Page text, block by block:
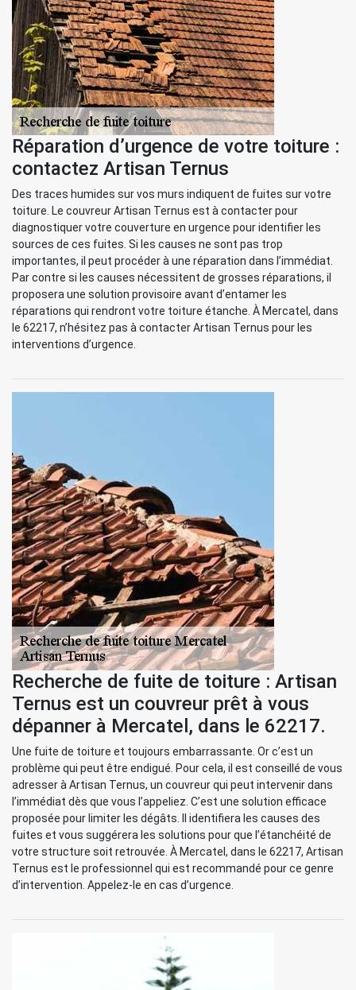
Réparation d’urgence de votre toiture :
contactez Artisan Ternus
Des traces humides sur vos murs indiquent de fuites sur votre
toiture. Le couvreur Artisan Ternus est à contacter pour
diagnostiquer votre couverture en urgence pour identifier les
sources de ces fuites. Si les causes ne sont pas trop
importantes, il peut procéder à une réparation dans l’immédiat.
Par contre si les causes nécessitent de grosses réparations, il
proposera une solution provisoire avant d’entamer les
réparations qui rendront votre toiture étanche. À Mercatel, dans
le 62217, n’hésitez pas à contacter Artisan Ternus pour les
interventions d’urgence.
Recherche de fuite de toiture : Artisan
Ternus est un couvreur prêt à vous
dépanner à Mercatel, dans le 62217.
Une fuite de toiture et toujours embarrassante. Or c’est un
problème qui peut être endigué. Pour cela, il est conseillé de vous
adresser à Artisan Ternus, un couvreur qui peut intervenir dans
l’immédiat dès que vous l’appeliez. C’est une solution efficace
proposée pour limiter les dégâts. Il identifiera les causes des
fuites et vous suggérera les solutions pour que l’étanchéité de
votre structure soit retrouvée. À Mercatel, dans le 62217, Artisan
Ternus est le professionnel qui est recommandé pour ce genre
d’intervention. Appelez-le en cas d’urgence.